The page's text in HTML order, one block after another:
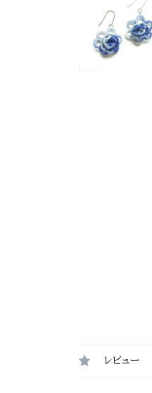
レビュー